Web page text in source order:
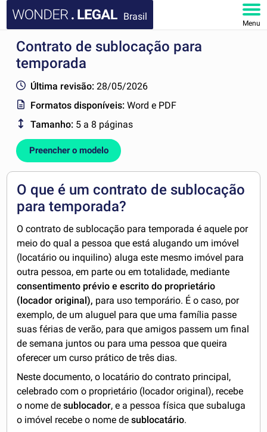
Brasil
Menu
HOME
FAQ
MINHA CONTA
Contrato de sublocação para
temporada
Última revisão: 28/05/2026
Formatos disponíveis:Word e PDF
Tamanho: 5 a 8 páginas
Preencher o modelo
O que é um contrato de sublocação
para temporada?
O contrato de sublocação para temporada é aquele por
meio do qual a pessoa que está alugando um imóvel
(locatário ou inquilino) aluga este mesmo imóvel para
outra pessoa, em parte ou em totalidade, mediante
consentimento prévio e escrito do proprietário
(locador original), para uso temporário. É o caso, por
exemplo, de um aluguel para que uma família passe
suas férias de verão, para que amigos passem um final
de semana juntos ou para uma pessoa que queira
oferecer um curso prático de três dias.
Neste documento, o locatário do contrato principal,
celebrado com o proprietário (locador original), recebe
o nome desublocador, e a pessoa física que subaluga
o imóvel recebe o nome desublocatário.